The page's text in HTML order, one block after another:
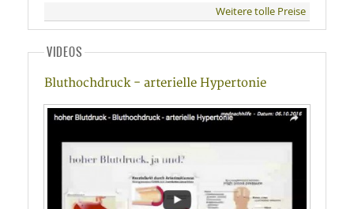
Weitere tolle Preise
VIDEOS
Bluthochdruck - arterielle Hypertonie